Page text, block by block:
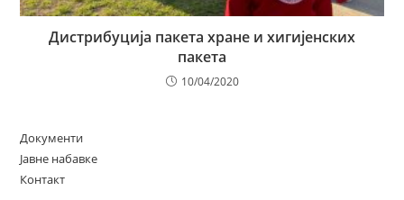
Дистрибуција пакета хране и хигијенских
пакета
10/04/2020
Документи
Јавне набавке
Контакт